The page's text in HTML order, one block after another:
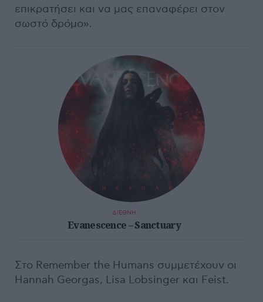
επικρατήσει και να μας επαναφέρει στον
σωστό δρόμο».
ΔΙΕΘΝΗ
Evanescence – Sanctuary
Στο Remember the Humans συμμετέχουν οι
Hannah Georgas, Lisa Lobsinger και Feist.